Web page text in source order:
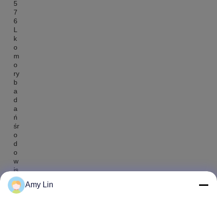
Amy Lin